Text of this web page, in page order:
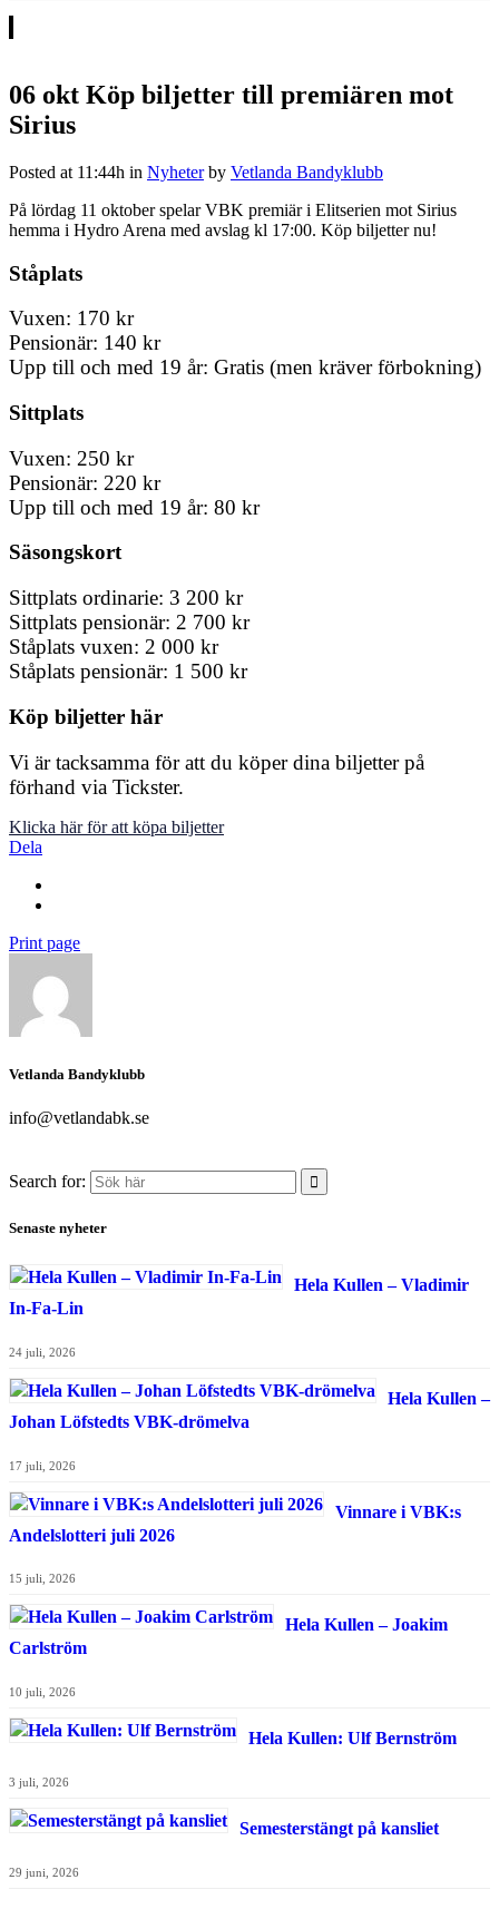
06 okt Köp biljetter till premiären mot
Sirius
Posted at 11:44h in Nyheter by Vetlanda Bandyklubb
På lördag 11 oktober spelar VBK premiär i Elitserien mot Sirius
hemma i Hydro Arena med avslag kl 17:00. Köp biljetter nu!
Ståplats
Vuxen: 170 kr
Pensionär: 140 kr
Upp till och med 19 år: Gratis (men kräver förbokning)
Sittplats
Vuxen: 250 kr
Pensionär: 220 kr
Upp till och med 19 år: 80 kr
Säsongskort
Sittplats ordinarie: 3 200 kr
Sittplats pensionär: 2 700 kr
Ståplats vuxen: 2 000 kr
Ståplats pensionär: 1 500 kr
Köp biljetter här
Vi är tacksamma för att du köper dina biljetter på
förhand via Tickster.
Klicka här för att köpa biljetter
Dela
Print page
Vetlanda Bandyklubb
info@vetlandabk.se
Search for:
Senaste nyheter
Hela Kullen – Vladimir
In-Fa-Lin
24 juli, 2026
Hela Kullen –
Johan Löfstedts VBK-drömelva
17 juli, 2026
Vinnare i VBK:s
Andelslotteri juli 2026
15 juli, 2026
Hela Kullen – Joakim
Carlström
10 juli, 2026
Hela Kullen: Ulf Bernström
3 juli, 2026
Semesterstängt på kansliet
29 juni, 2026